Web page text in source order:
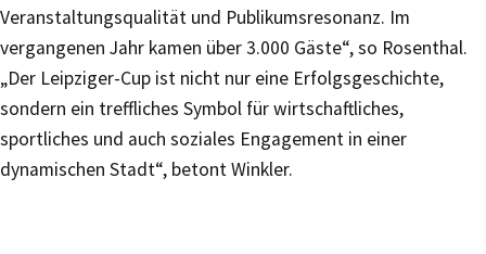
Veranstaltungsqualität und Publikumsresonanz. Im
vergangenen Jahr kamen über 3.000 Gäste“, so Rosenthal.
„Der Leipziger-Cup ist nicht nur eine Erfolgsgeschichte,
sondern ein treffliches Symbol für wirtschaftliches,
sportliches und auch soziales Engagement in einer
dynamischen Stadt“, betont Winkler.